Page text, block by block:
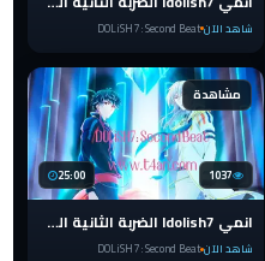
شاهد الآنDOLiSH7 : Second Beat
مشاهدة
25:00 1037
انمي Idolish7 الضربة الثانية الحلقة 6 مترجمة
شاهد الآنDOLiSH7 : Second Beat